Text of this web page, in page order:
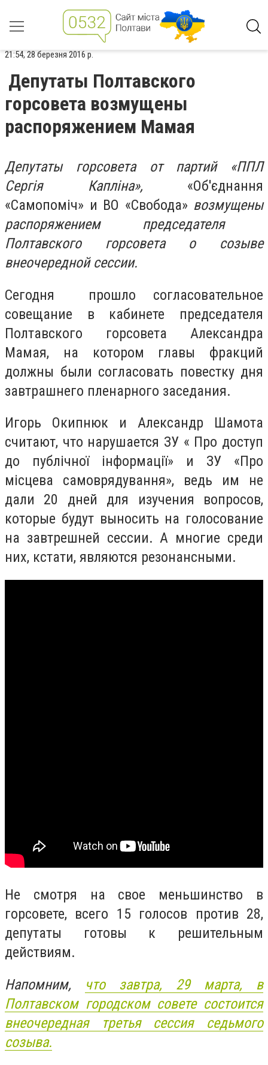
21:54, 28 березня 2016 р.
Депутаты Полтавского
горсовета возмущены
распоряжением Мамая
Депутаты горсовета от партий «ППЛ
СергіяКапліна», «Об'єднання
«Самопоміч» и ВО «Свобода» возмущены
распоряжением председателя
Полтавского горсовета осозыве
внеочередной сессии.
Сегодня прошло согласовательное
совещание в кабинете председателя
Полтавского горсовета Александра
Мамая, на котором главы фракций
должны были согласовать повестку дня
завтрашнего пленарного заседания.
Игорь Окипнюк и Александр Шамота
считают, что нарушается ЗУ « Про доступ
до публічної інформації» и ЗУ «Про
місцева самоврядування», ведь им не
дали 20 дней для изучения вопросов,
которые будут выносить на голосование
на завтрешней сессии. А многие среди
них, кстати, являются резонансными.
Не смотря на свое меньшинство в
горсовете, всего 15 голосов против 28,
депутаты готовы к решительным
действиям.
Напомним,
что завтра, 29 марта, в
Полтавском городском совете состоится
внеочередная третья сессия седьмого
созыва.